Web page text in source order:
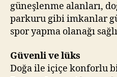
güneşlenme alanları,
parkuru gibi imkanlar
spor yapma olanağı
Güvenli ve lüks
Doğa ile içiçe konforlu